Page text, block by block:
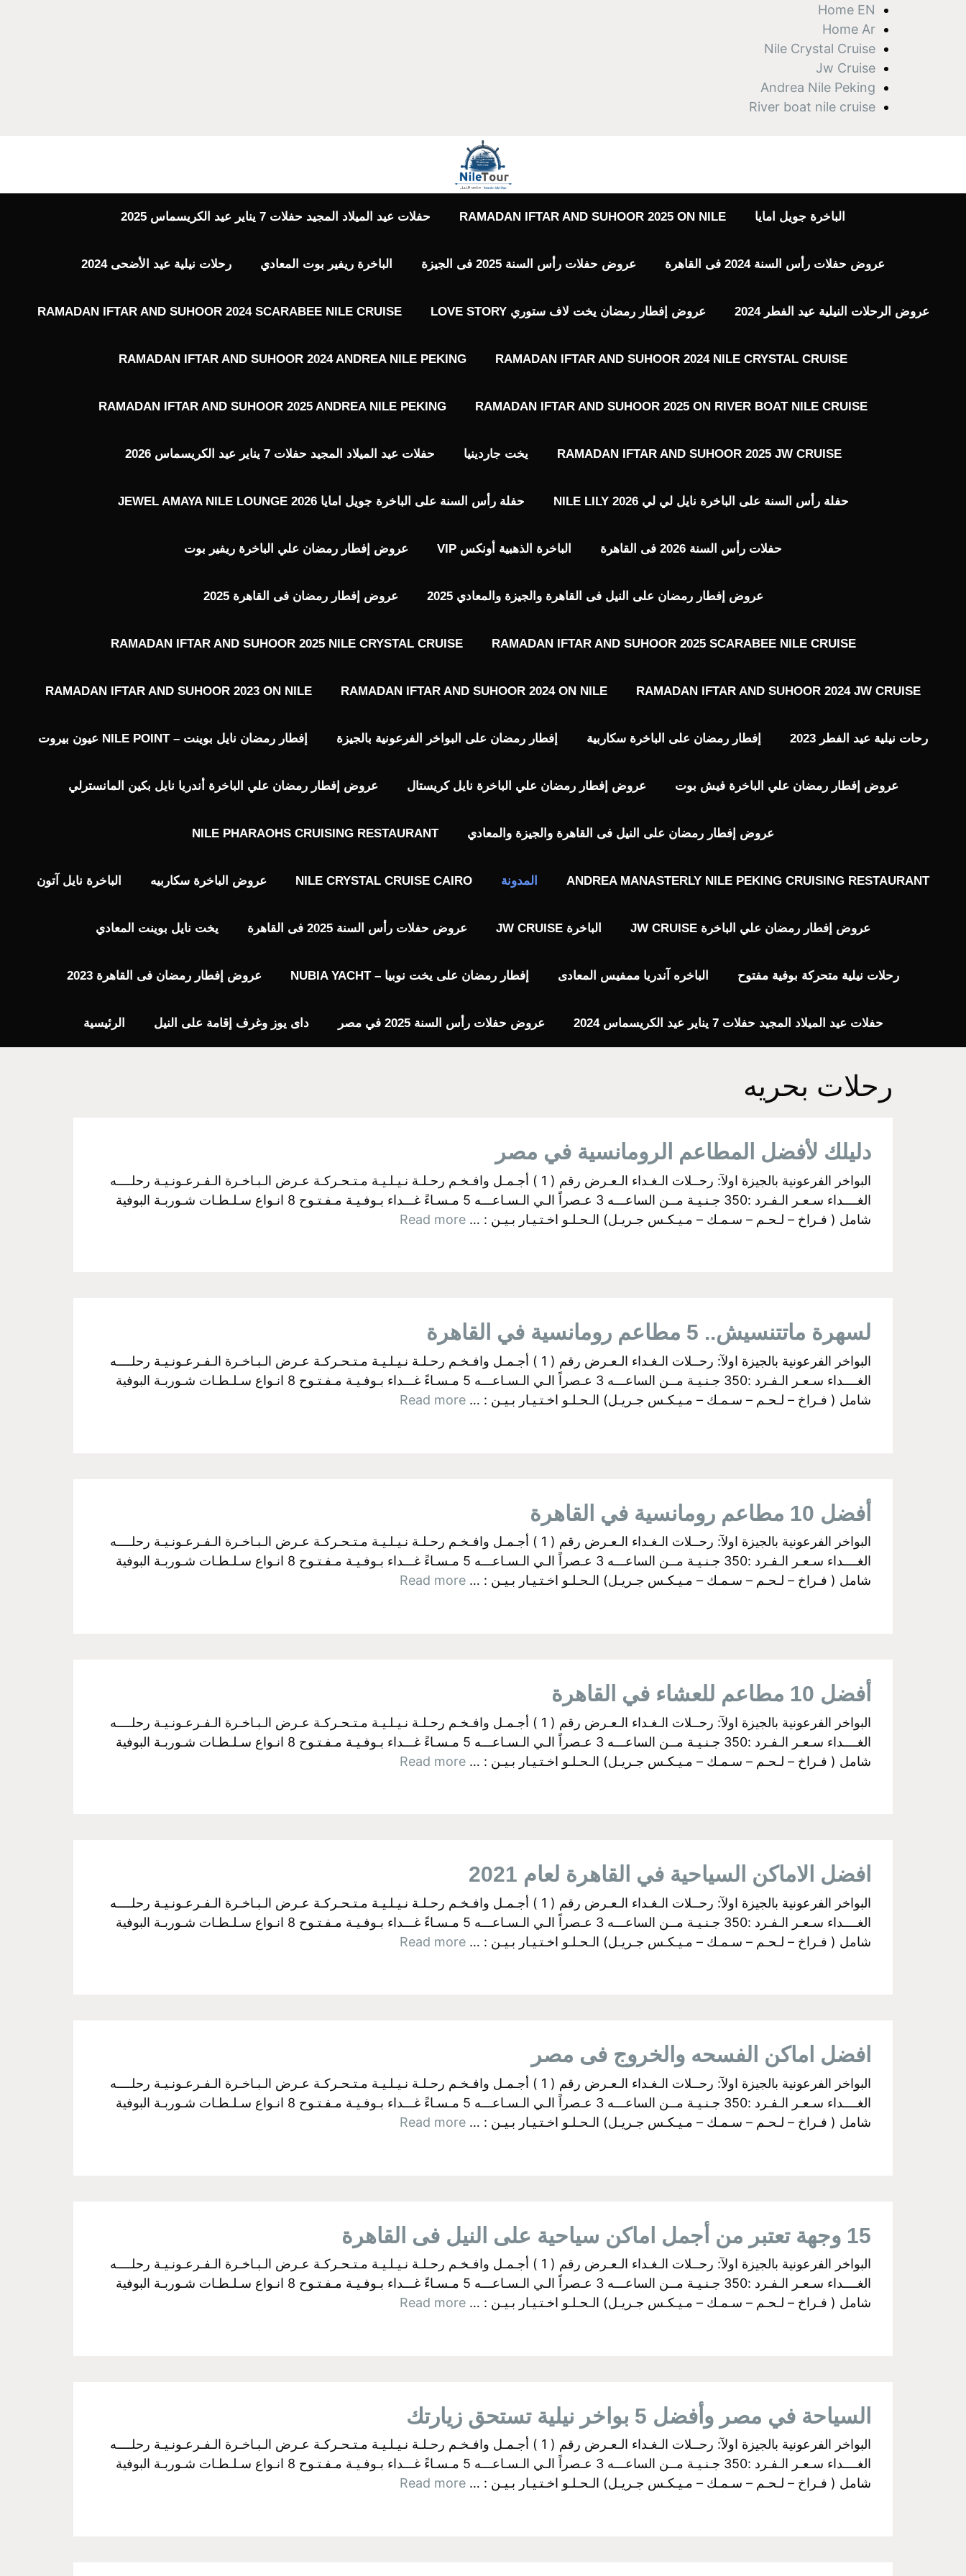
Home EN
Home Ar
Nile Crystal Cruise
Jw Cruise
Andrea Nile Peking
River boat nile cruise
الباخرة جويل امايا RAMADAN IFTAR AND SUHOOR 2025 ON NILE حفلات عيد الميلاد المجيد حفلات 7 يناير عيد الكريسماس 2025
عروض حفلات رأس السنة 2024 فى القاهرة عروض حفلات رأس السنة 2025 فى الجيزة الباخرة ريفير بوت المعادي رحلات نيلية عيد الأضحى 2024
عروض الرحلات النيلية عيد الفطر 2024 عروض إفطار رمضان يخت لاف ستوري LOVE STORY RAMADAN IFTAR AND SUHOOR 2024 SCARABEE NILE CRUISE
RAMADAN IFTAR AND SUHOOR 2024 NILE CRYSTAL CRUISE
RAMADAN IFTAR AND SUHOOR 2024 ANDREA NILE PEKING
RAMADAN IFTAR AND SUHOOR 2025 ON RIVER BOAT NILE CRUISE
RAMADAN IFTAR AND SUHOOR 2025 ANDREA NILE PEKING
RAMADAN IFTAR AND SUHOOR 2025 JW CRUISE يخت جاردينيا حفلات عيد الميلاد المجيد حفلات 7 يناير عيد الكريسماس 2026
حفلة رأس السنة على الباخرة نايل لي لي NILE LILY 2026 حفلة رأس السنة على الباخرة جويل امايا 2026 JEWEL AMAYA NILE LOUNGE
حفلات رأس السنة 2026 فى القاهرة الباخرة الذهبية أونكس VIP​ عروض إفطار رمضان علي الباخرة ريفير بوت
عروض إفطار رمضان على النيل فى القاهرة والجيزة والمعادي 2025 عروض إفطار رمضان فى القاهرة 2025
RAMADAN IFTAR AND SUHOOR 2025 SCARABEE NILE CRUISE
RAMADAN IFTAR AND SUHOOR 2025 NILE CRYSTAL CRUISE
RAMADAN IFTAR AND SUHOOR 2024 JW CRUISE
RAMADAN IFTAR AND SUHOOR 2024 ON NILE
RAMADAN IFTAR AND SUHOOR 2023 ON NILE
رحات نيلية عيد الفطر 2023 إفطار رمضان على الباخرة سكاربية إفطار رمضان على البواخر الفرعونية بالجيزة إفطار رمضان نايل بوينت – NILE POINT عيون بيروت
عروض إفطار رمضان علي الباخرة فيش بوت عروض إفطار رمضان علي الباخرة نايل كريستال عروض إفطار رمضان علي الباخرة أندريا نايل بكين المانسترلي
عروض إفطار رمضان على النيل فى القاهرة والجيزة والمعادي NILE PHARAOHS CRUISING RESTAURANT
ANDREA MANASTERLY NILE PEKING CRUISING RESTAURANT المدونة NILE CRYSTAL CRUISE CAIRO عروض الباخرة سكاربيه الباخرة نايل آتون
عروض إفطار رمضان علي الباخرة JW CRUISE الباخرة JW CRUISE عروض حفلات رأس السنة 2025 فى القاهرة يخت نايل بوينت المعادي
رحلات نيلية متحركة بوفية مفتوح الباخره آندريا ممفيس المعادى إفطار رمضان على يخت نوبيا – NUBIA YACHT عروض إفطار رمضان فى القاهرة 2023
حفلات عيد الميلاد المجيد حفلات 7 يناير عيد الكريسماس 2024 عروض حفلات رأس السنة 2025 في مصر داى يوز وغرف إقامة على النيل الرئيسية
رحلات بحريه
دليلك لأفضل المطاعم الرومانسية في مصر
البواخر الفرعونية بالجيزة اولآ: رحــلات الـغـداء الـعـرض رقم ( 1 ) أجـمـل وافـخـم رحـلـة نـيـلـيـة مـتـحـركـة عـرض الـبـاخـرة الـفـرعـونـيـة رحلــــه
الغــــداء سـعـر الـفـرد :350 جـنـيـة مــن الساعـــه 3 عـصراً الـي الـسـاعـــه 5 مـسـاءً غـــداء بـوفـيـة مـفـتـوح 8 انـواع سـلـطـات شـوربـة البوفية
شامل ( فـراخ – لـحـم – سـمـك – مـيـكـس جـريـل) الـحـلـو اخـتـيـار بـيـن : … Read more
لسهرة ماتتنسيش.. 5 مطاعم رومانسية في القاهرة
البواخر الفرعونية بالجيزة اولآ: رحــلات الـغـداء الـعـرض رقم ( 1 ) أجـمـل وافـخـم رحـلـة نـيـلـيـة مـتـحـركـة عـرض الـبـاخـرة الـفـرعـونـيـة رحلــــه
الغــــداء سـعـر الـفـرد :350 جـنـيـة مــن الساعـــه 3 عـصراً الـي الـسـاعـــه 5 مـسـاءً غـــداء بـوفـيـة مـفـتـوح 8 انـواع سـلـطـات شـوربـة البوفية
شامل ( فـراخ – لـحـم – سـمـك – مـيـكـس جـريـل) الـحـلـو اخـتـيـار بـيـن : … Read more
أفضل 10 مطاعم رومانسية في القاهرة
البواخر الفرعونية بالجيزة اولآ: رحــلات الـغـداء الـعـرض رقم ( 1 ) أجـمـل وافـخـم رحـلـة نـيـلـيـة مـتـحـركـة عـرض الـبـاخـرة الـفـرعـونـيـة رحلــــه
الغــــداء سـعـر الـفـرد :350 جـنـيـة مــن الساعـــه 3 عـصراً الـي الـسـاعـــه 5 مـسـاءً غـــداء بـوفـيـة مـفـتـوح 8 انـواع سـلـطـات شـوربـة البوفية
شامل ( فـراخ – لـحـم – سـمـك – مـيـكـس جـريـل) الـحـلـو اخـتـيـار بـيـن : … Read more
أفضل 10 مطاعم للعشاء في القاهرة
البواخر الفرعونية بالجيزة اولآ: رحــلات الـغـداء الـعـرض رقم ( 1 ) أجـمـل وافـخـم رحـلـة نـيـلـيـة مـتـحـركـة عـرض الـبـاخـرة الـفـرعـونـيـة رحلــــه
الغــــداء سـعـر الـفـرد :350 جـنـيـة مــن الساعـــه 3 عـصراً الـي الـسـاعـــه 5 مـسـاءً غـــداء بـوفـيـة مـفـتـوح 8 انـواع سـلـطـات شـوربـة البوفية
شامل ( فـراخ – لـحـم – سـمـك – مـيـكـس جـريـل) الـحـلـو اخـتـيـار بـيـن : … Read more
افضل الاماكن السياحية في القاهرة لعام 2021
البواخر الفرعونية بالجيزة اولآ: رحــلات الـغـداء الـعـرض رقم ( 1 ) أجـمـل وافـخـم رحـلـة نـيـلـيـة مـتـحـركـة عـرض الـبـاخـرة الـفـرعـونـيـة رحلــــه
الغــــداء سـعـر الـفـرد :350 جـنـيـة مــن الساعـــه 3 عـصراً الـي الـسـاعـــه 5 مـسـاءً غـــداء بـوفـيـة مـفـتـوح 8 انـواع سـلـطـات شـوربـة البوفية
شامل ( فـراخ – لـحـم – سـمـك – مـيـكـس جـريـل) الـحـلـو اخـتـيـار بـيـن : … Read more
افضل اماكن الفسحه والخروج فى مصر
البواخر الفرعونية بالجيزة اولآ: رحــلات الـغـداء الـعـرض رقم ( 1 ) أجـمـل وافـخـم رحـلـة نـيـلـيـة مـتـحـركـة عـرض الـبـاخـرة الـفـرعـونـيـة رحلــــه
الغــــداء سـعـر الـفـرد :350 جـنـيـة مــن الساعـــه 3 عـصراً الـي الـسـاعـــه 5 مـسـاءً غـــداء بـوفـيـة مـفـتـوح 8 انـواع سـلـطـات شـوربـة البوفية
شامل ( فـراخ – لـحـم – سـمـك – مـيـكـس جـريـل) الـحـلـو اخـتـيـار بـيـن : … Read more
15 وجهة تعتبر من أجمل اماكن سياحية على النيل فى القاهرة
البواخر الفرعونية بالجيزة اولآ: رحــلات الـغـداء الـعـرض رقم ( 1 ) أجـمـل وافـخـم رحـلـة نـيـلـيـة مـتـحـركـة عـرض الـبـاخـرة الـفـرعـونـيـة رحلــــه
الغــــداء سـعـر الـفـرد :350 جـنـيـة مــن الساعـــه 3 عـصراً الـي الـسـاعـــه 5 مـسـاءً غـــداء بـوفـيـة مـفـتـوح 8 انـواع سـلـطـات شـوربـة البوفية
شامل ( فـراخ – لـحـم – سـمـك – مـيـكـس جـريـل) الـحـلـو اخـتـيـار بـيـن : … Read more
السياحة في مصر وأفضل 5 بواخر نيلية تستحق زيارتك
البواخر الفرعونية بالجيزة اولآ: رحــلات الـغـداء الـعـرض رقم ( 1 ) أجـمـل وافـخـم رحـلـة نـيـلـيـة مـتـحـركـة عـرض الـبـاخـرة الـفـرعـونـيـة رحلــــه
الغــــداء سـعـر الـفـرد :350 جـنـيـة مــن الساعـــه 3 عـصراً الـي الـسـاعـــه 5 مـسـاءً غـــداء بـوفـيـة مـفـتـوح 8 انـواع سـلـطـات شـوربـة البوفية
شامل ( فـراخ – لـحـم – سـمـك – مـيـكـس جـريـل) الـحـلـو اخـتـيـار بـيـن : … Read more